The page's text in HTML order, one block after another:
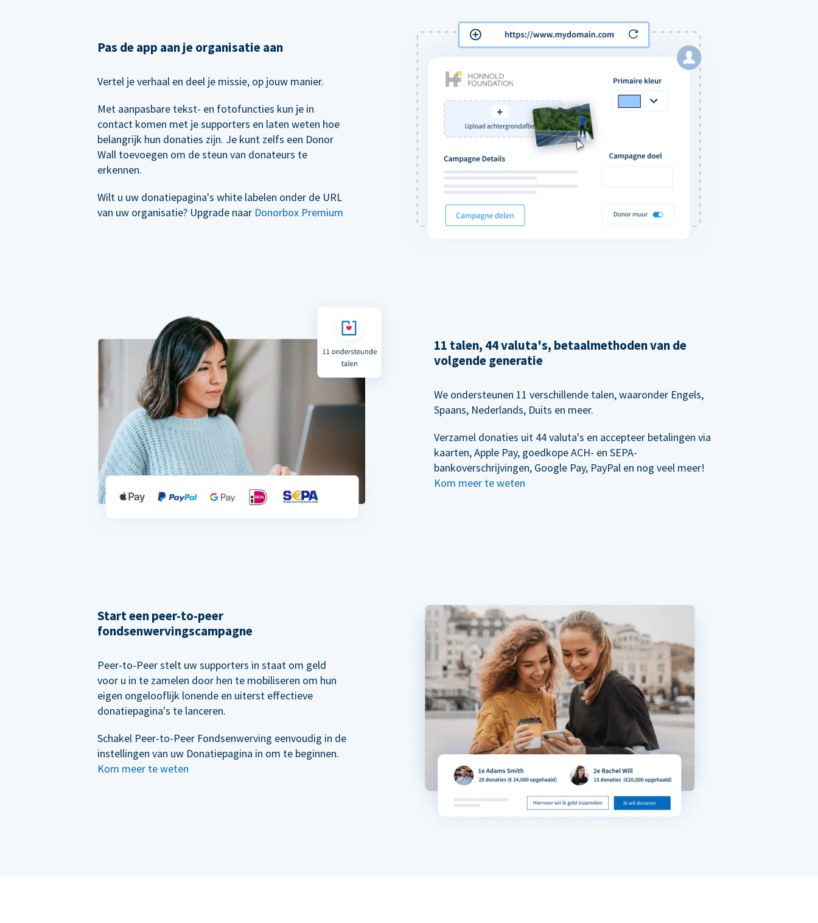
Pas de app aan je organisatie aan
Vertel je verhaal en deel je missie, op jouw manier.
Met aanpasbare tekst- en fotofuncties kun je in
contact komen met je supporters en laten weten hoe
belangrijk hun donaties zijn. Je kunt zelfs een Donor
Wall toevoegen om de steun van donateurs te
erkennen.
Wilt u uw donatiepagina's white labelen onder de URL
van uw organisatie? Upgrade naar Donorbox Premium
11 talen, 44 valuta's, betaalmethoden van de
volgende generatie
We ondersteunen 11 verschillende talen, waaronder Engels,
Spaans, Nederlands, Duits en meer.
Verzamel donaties uit 44 valuta's en accepteer betalingen via
kaarten, Apple Pay, goedkope ACH- en SEPA-
bankoverschrijvingen, Google Pay, PayPal en nog veel meer!
Kom meer te weten
Start een peer-to-peer
fondsenwervingscampagne
Peer-to-Peer stelt uw supporters in staat om geld
voor u in te zamelen door hen te mobiliseren om hun
eigen ongelooflijk lonende en uiterst effectieve
donatiepagina's te lanceren.
Schakel Peer-to-Peer Fondsenwerving eenvoudig in de
instellingen van uw Donatiepagina in om te beginnen.
Kom meer te weten